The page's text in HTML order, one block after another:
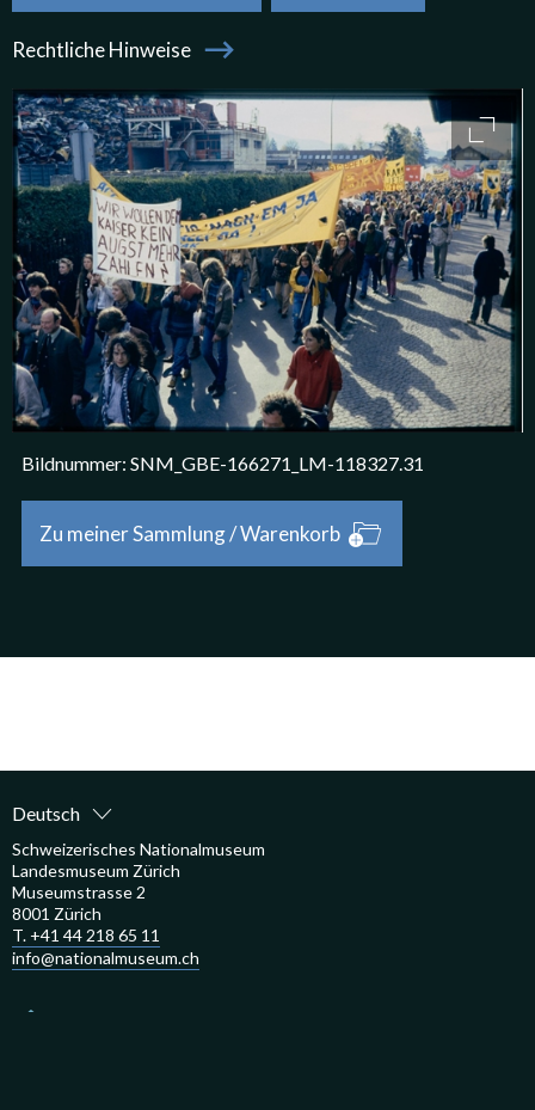
Rechtliche Hinweise
Bildergalerie
Bildnummer: SNM_GBE-166271_LM-118327.31
Zu meiner Sammlung / Warenkorb
Deutsch
Schweizerisches Nationalmuseum
Landesmuseum Zürich
Museumstrasse 2
8001 Zürich
T. +41 44 218 65 11
info@nationalmuseum.ch